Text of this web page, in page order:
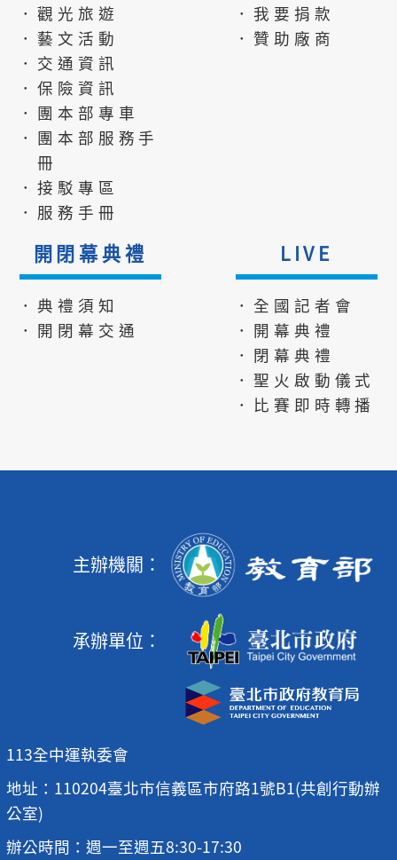
．觀光旅遊
．藝文活動
．交通資訊
．保險資訊
．團本部專車
．團本部服務手
冊
．接駁專區
．服務手冊
．我要捐款
．贊助廠商
開閉幕典禮
．典禮須知
．開閉幕交通
LIVE
．全國記者會
．開幕典禮
．閉幕典禮
．聖火啟動儀式
．比賽即時轉播
主辦機關：
承辦單位：
113全中運執委會
地址：110204臺北市信義區市府路1號B1(共創行動辦
公室)
辦公時間：週一至週五8:30-17:30